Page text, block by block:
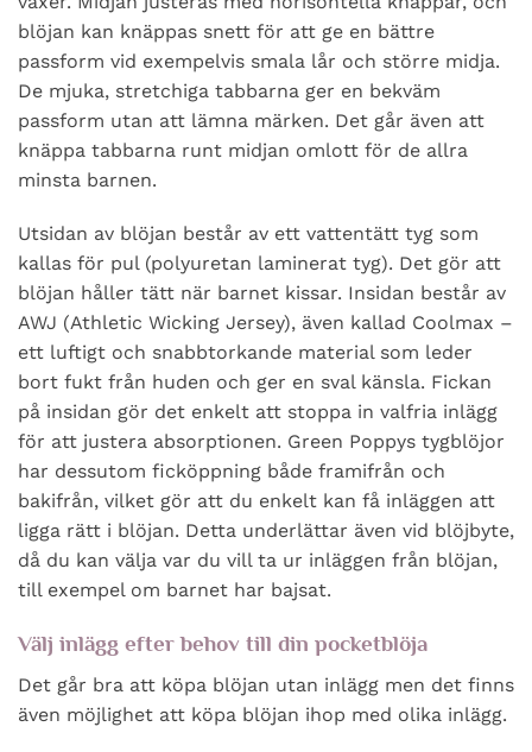
blöjan kan knäppas snett för att ge en bättre
passform vid exempelvis smala lår och större midja.
De mjuka, stretchiga tabbarna ger en bekväm
passform utan att lämna märken. Det går även att
knäppa tabbarna runt midjan omlott för de allra
minsta barnen.
Utsidan av blöjan består av ett vattentätt tyg som
kallas för pul (polyuretan laminerat tyg). Det gör att
blöjan håller tätt när barnet kissar. Insidan består av
AWJ (Athletic Wicking Jersey), även kallad Coolmax –
ett luftigt och snabbtorkande material som leder
bort fukt från huden och ger en sval känsla. Fickan
på insidan gör det enkelt att stoppa in valfria inlägg
för att justera absorptionen. Green Poppys tygblöjor
har dessutom ficköppning både framifrån och
bakifrån, vilket gör att du enkelt kan få inläggen att
ligga rätt i blöjan. Detta underlättar även vid blöjbyte,
då du kan välja var du vill ta ur inläggen från blöjan,
till exempel om barnet har bajsat.
Välj inlägg efter behov till din pocketblöja
Det går bra att köpa blöjan utan inlägg men det finns
även möjlighet att köpa blöjan ihop med olika inlägg.